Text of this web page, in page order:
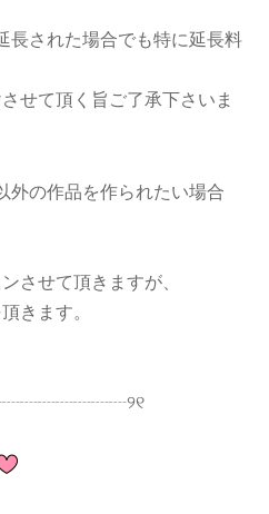
長された場合でも特に延長料
せて頂く旨ご了承下さいま
外の作品を作られたい場合
させて頂きますが、
きます。